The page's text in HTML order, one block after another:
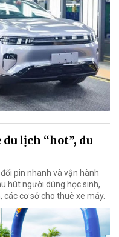
lịch “hot”, du
pin nhanh và vận hành
hút người dùng học sinh,
cơ sở cho thuê xe máy.